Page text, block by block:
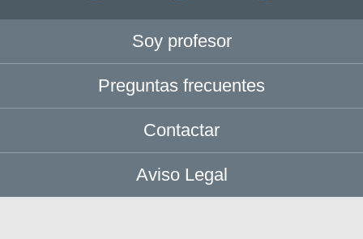
Soy profesor
Preguntas frecuentes
Contactar
Aviso Legal